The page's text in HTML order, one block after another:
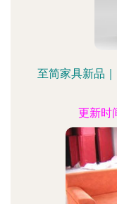
至简家具新品
更新时